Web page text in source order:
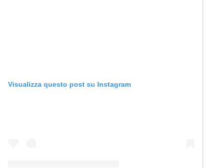
Visualizza questo post su Instagram